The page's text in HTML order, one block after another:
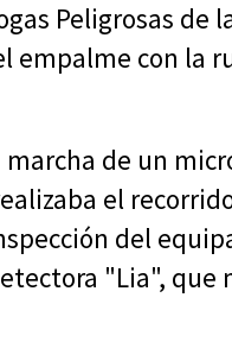
Peligrosas de
empalme con la
de un
el
del
"Lia", que